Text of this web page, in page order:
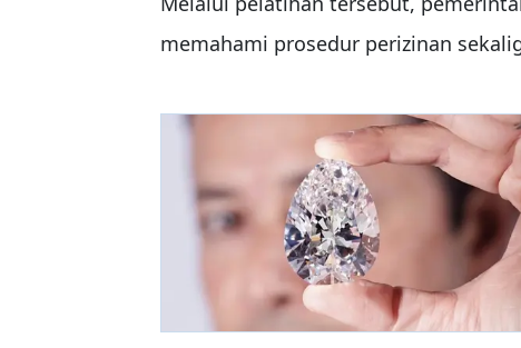
memahami prosedur perizinan